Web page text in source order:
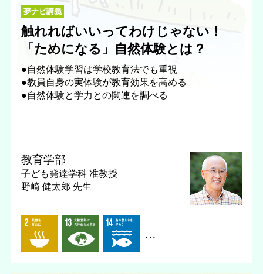
夢ナビ講義
触れればいいってわけじゃない！
「ためになる」自然体験とは？
●自然体験学習は学校教育法でも重視
●教員自身の実体験が教育効果を高める
●自然体験と学力との関連を調べる
教育学部
子ども発達学科 准教授
野崎 健太郎 先生
…